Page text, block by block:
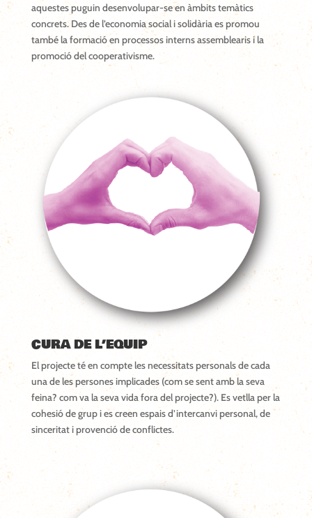
aquestes puguin desenvolupar-se en àmbits temàtics
concrets. Des de l’economia social i solidària es promou
també la formació en processos interns assemblearis i la
promoció del cooperativisme.
CURA DE L’EQUIP
El projecte té en compte les necessitats personals de cada
una de les persones implicades (com se sent amb la seva
feina? com va la seva vida fora del projecte?). Es vetlla per la
cohesió de grup i es creen espais d’intercanvi personal, de
sinceritat i provenció de conflictes.